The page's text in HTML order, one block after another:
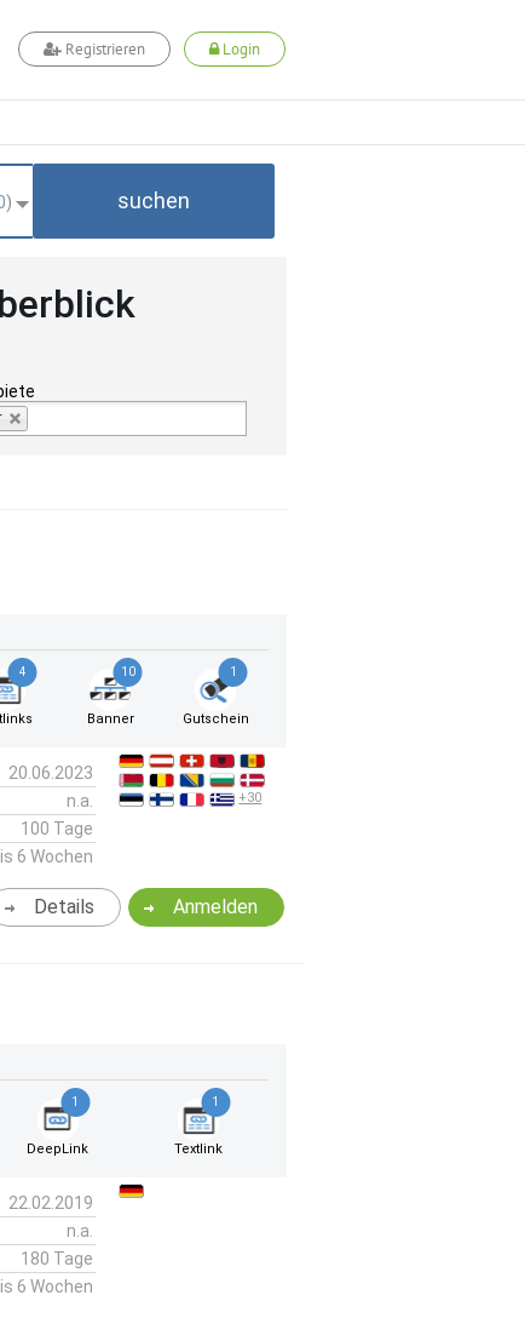
Registrieren Login
) suchen
4 10
Banner
1
Gutschein
20.06.2023
n.a.
100 Tage
6 Wochen
+30
Anmelden
Details
1
DeepLink
1
Textlink
22.02.2019
n.a.
180 Tage
6 Wochen